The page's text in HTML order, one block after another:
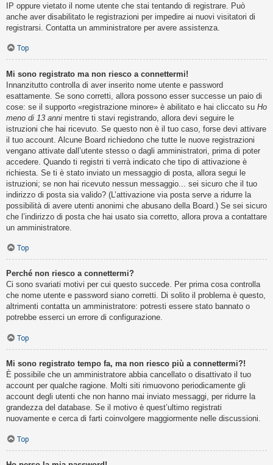
IP oppure vietato il nome utente che stai tentando di registrare. Può
anche aver disabilitato le registrazioni per impedire ai nuovi visitatori di
registrarsi. Contatta un amministratore per avere assistenza.
Top
Mi sono registrato ma non riesco a connettermi!
Innanzitutto controlla di aver inserito nome utente e password
esattamente. Se sono corretti, allora possono esser successe un paio di
cose: se il supporto «registrazione minore» è abilitato e hai cliccato su Ho
meno di 13 anni mentre ti stavi registrando, allora devi seguire le
istruzioni che hai ricevuto. Se questo non è il tuo caso, forse devi attivare
il tuo account. Alcune Board richiedono che tutte le nuove registrazioni
vengano attivate dall’utente stesso o dagli amministratori, prima di poter
accedere. Quando ti registri ti verrà indicato che tipo di attivazione è
richiesta. Se ti è stato inviato un messaggio di posta, allora segui le
istruzioni; se non hai ricevuto nessun messaggio... sei sicuro che il tuo
indirizzo di posta sia valido? (L’attivazione via posta serve a ridurre la
possibilità di avere utenti anonimi che abusano della Board.) Se sei sicuro
che l’indirizzo di posta che hai usato sia corretto, allora prova a contattare
un amministratore.
Top
Perché non riesco a connettermi?
Ci sono svariati motivi per cui questo succede. Per prima cosa controlla
che nome utente e password siano corretti. Di solito il problema è questo,
altrimenti contatta un amministratore: potresti essere stato bannato o
potrebbe esserci un errore di configurazione.
Top
Mi sono registrato tempo fa, ma non riesco più a connettermi?!
È possibile che un amministratore abbia cancellato o disattivato il tuo
account per qualche ragione. Molti siti rimuovono periodicamente gli
account degli utenti che non hanno mai inviato messaggi, per ridurre la
grandezza del database. Se il motivo è quest’ultimo registrati
nuovamente e cerca di farti coinvolgere maggiormente nelle discussioni.
Top